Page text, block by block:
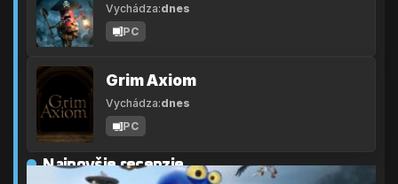
Vychádza:dnes
PC
Grim Axiom
Vychádza:dnes
PC
Najnovšie recenzie